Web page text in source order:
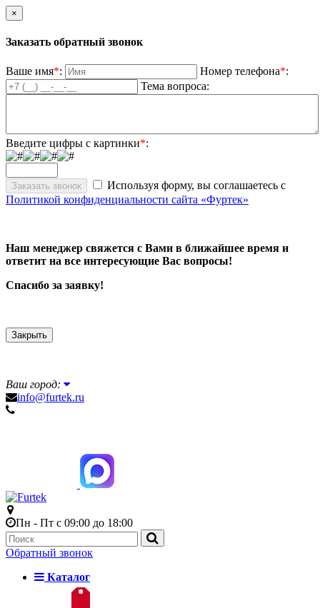
×
Заказать обратный звонок
Ваше имя*: Номер телефона*:
Тема вопроса:
Введите цифры с картинки*:
Используя форму, вы соглашаетесь с
Политикой конфиденциальности сайта «Фуртек»
Наш менеджер свяжется с Вами в ближайшее время и
ответит на все интересующие Вас вопросы!
Спасибо за заявку!
Закрыть
Ваш город:
info@furtek.ru
Пн - Пт с 09:00 до 18:00
Обратный звонок
Каталог